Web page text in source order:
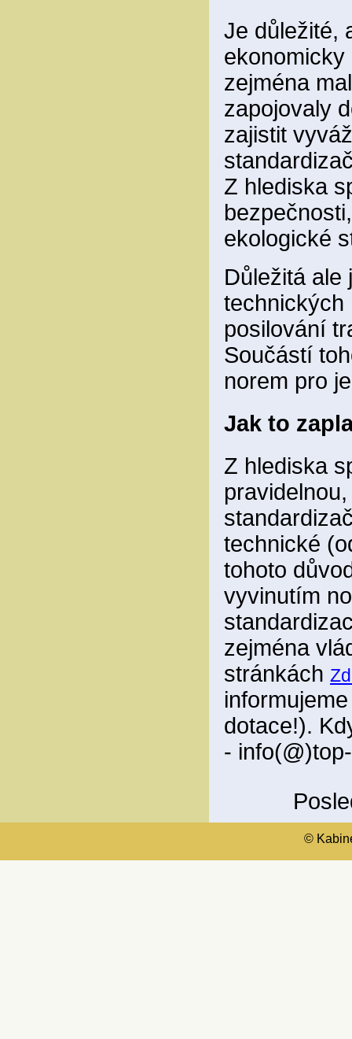
Je důležité,
zejména
zapojovaly
zajistit
Z hlediska
ekologické
Důležitá ale
technických
posilování
Součástí
norem pro
Jak to
Z hlediska
technické
tohoto
vyvinutím
zejména
stránkách
dotace!).
-
©